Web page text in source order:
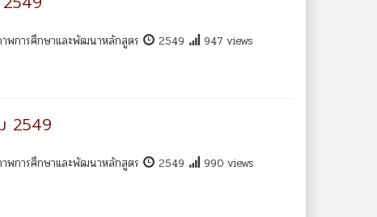
การศึกษาและพัฒนาหลักสูตร 2549
947 views
2549
การศึกษาและพัฒนาหลักสูตร 2549
990 views